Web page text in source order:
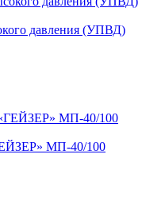
давления (УПВД)
МП-40/100